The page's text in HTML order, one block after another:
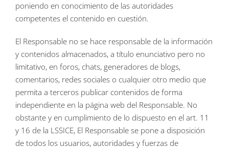
poniendo en conocimiento de las autoridades
competentes el contenido en cuestión.
El Responsable no se hace responsable de la información
y contenidos almacenados, a título enunciativo pero no
limitativo, en foros, chats, generadores de blogs,
comentarios, redes sociales o cualquier otro medio que
permita a terceros publicar contenidos de forma
independiente en la página web del Responsable. No
obstante y en cumplimiento de lo dispuesto en el art. 11
y 16 de la LSSICE, El Responsable se pone a disposición
de todos los usuarios, autoridades y fuerzas de